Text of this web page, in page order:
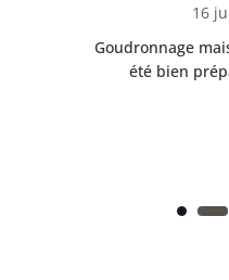
16
Goudronnage
été bien